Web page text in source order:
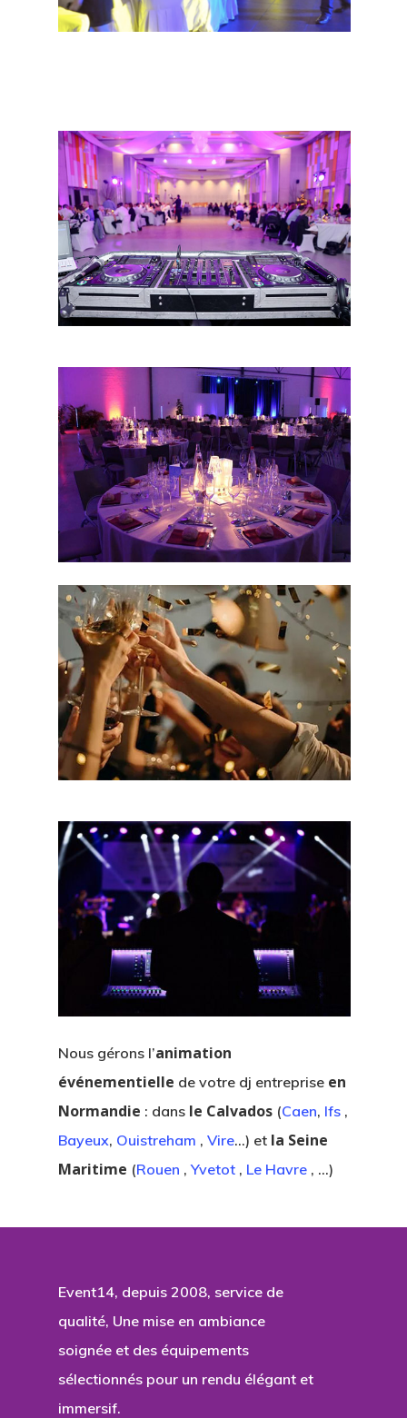
Nous gérons l’animation
événementielle de votre dj entreprise en
Normandie : dans le Calvados (Caen, Ifs ,
Bayeux, Ouistreham ,Vire…) et la Seine
Maritime (Rouen ,Yvetot , Le Havre , …)
Event14, depuis 2008, service de
qualité, Une mise en ambiance
soignée et des équipements
sélectionnés pour un rendu élégant et
immersif.